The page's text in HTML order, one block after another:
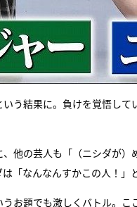
う結果に。負けを覚悟し
他の芸人も「（ニシダが
「なんなんすかこの人！」
お題でも激しくバトル。こ